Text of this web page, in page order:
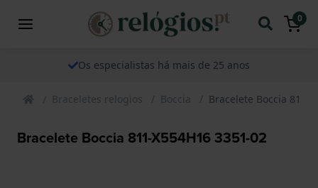
0
Os especialistas há mais de 25 anos
Braceletes relogios Boccia Bracelete Boccia 811-
Bracelete Boccia 811-X554H16 3351-02